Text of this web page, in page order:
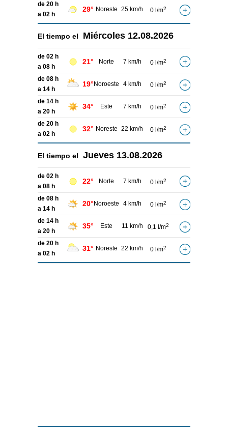
de 20 h
a 02 h
29° Noreste 25 km/h 0 l/m2
El tiempo el Miércoles 12.08.2026
de 02 h
a 08 h
21° Norte 7 km/h 0 l/m2
de 08 h
a 14 h
19° Noroeste 4 km/h 0 l/m2
de 14 h
a 20 h
34° Este 7 km/h 0 l/m2
de 20 h
a 02 h
32° Noreste 22 km/h 0 l/m2
El tiempo el Jueves 13.08.2026
de 02 h
a 08 h
22° Norte 7 km/h 0 l/m2
de 08 h
a 14 h
20° Noroeste 4 km/h 0 l/m2
de 14 h
a 20 h
35° Este 11 km/h 0,1 l/m2
de 20 h
a 02 h
31° Noreste 22 km/h 0 l/m2